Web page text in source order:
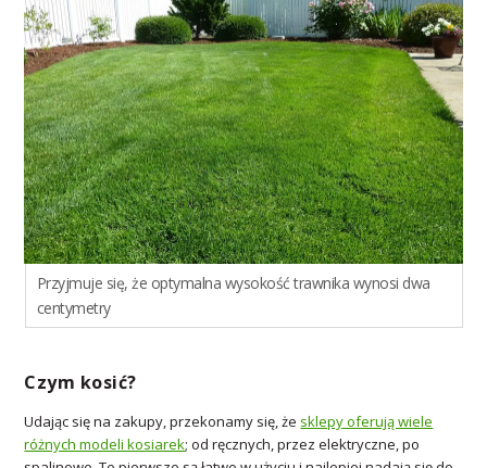
Przyjmuje się, że optymalna wysokość trawnika wynosi dwa
centymetry
Czym kosić?
Udając się na zakupy, przekonamy się, że sklepy oferują wiele
różnych modeli kosiarek; od ręcznych, przez elektryczne, po